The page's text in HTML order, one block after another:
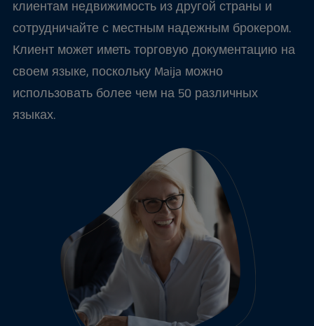
клиентам недвижимость из другой страны и
сотрудничайте с местным надежным брокером.
Клиент может иметь торговую документацию на
своем языке, поскольку Maija можно
использовать более чем на 50 различных
языках.